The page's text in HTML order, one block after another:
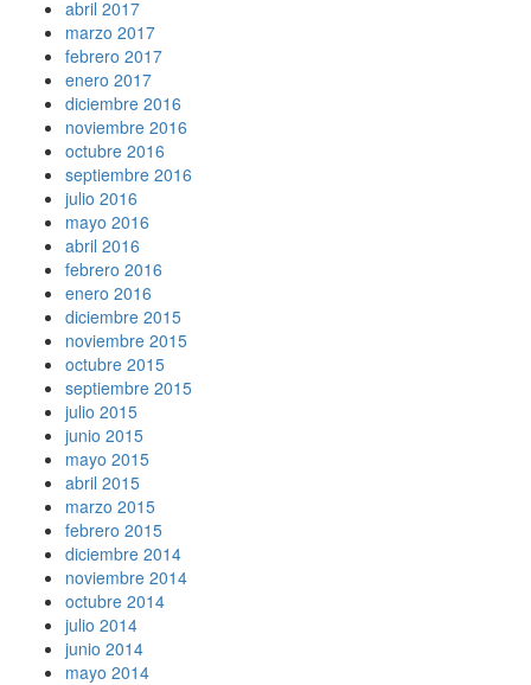
abril 2017
marzo 2017
febrero 2017
enero 2017
diciembre 2016
noviembre 2016
octubre 2016
septiembre 2016
julio 2016
mayo 2016
abril 2016
febrero 2016
enero 2016
diciembre 2015
noviembre 2015
octubre 2015
septiembre 2015
julio 2015
junio 2015
mayo 2015
abril 2015
marzo 2015
febrero 2015
diciembre 2014
noviembre 2014
octubre 2014
julio 2014
junio 2014
mayo 2014